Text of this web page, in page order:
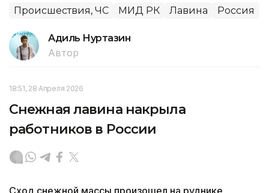
Происшествия, ЧС МИД РК Лавина Россия
Адиль Нуртазин
Автор
18:51, 28 Апреля 2026
Снежная лавина накрыла
работников в России
Сход снежной массы произошел на руднике